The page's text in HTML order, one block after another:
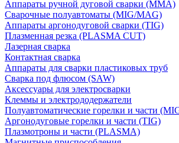
Аппараты ручной дуговой сварки (MMA)
Сварочные полуавтоматы (MIG/MAG)
Аппараты аргонодуговой сварки (TIG)
Плазменная резка (PLASMA CUT)
Лазерная сварка
Контактная сварка
Аппараты для сварки пластиковых труб
Сварка под флюсом (SAW)
Аксессуары для электросварки
Клеммы и электрододержатели
Полуавтоматические горелки и части
Аргонодуговые горелки и части (TIG)
Плазмотроны и части (PLASMA)